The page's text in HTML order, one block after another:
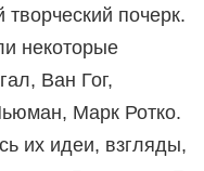
творческий почерк.
некоторые
Ван Гог,
Марк Ротко.
их идеи, взгляды,